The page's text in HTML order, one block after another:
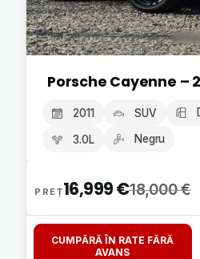
Porsche Cayenne –
2011 SUV
3.0L Negru
18,000€
16,999€
CUMPĂRĂ ÎN RATE FĂRĂ
AVANS